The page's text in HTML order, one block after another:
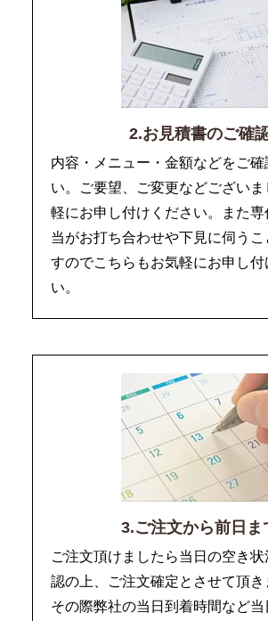
2.お見積書のご確
内容・メニュー・金額などをご確
い。ご要望、ご変更などござい
軽にお申し付けください。また専
当がお打ち合わせや下見に伺うこ
すのでこちらもお気軽にお申し付
い。
3.ご注文から前日ま
ご注文頂けましたら当日の空き
認の上、ご注文確定とさせて頂き
その際弊社の当日到着時間など当